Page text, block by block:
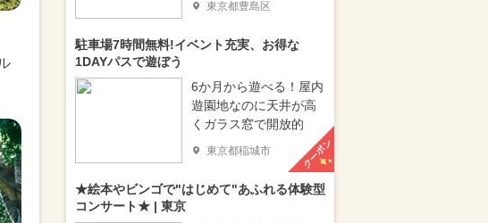
東京都豊島区
駐車場7時間無料!イベント充実、お得な
1DAYパスで遊ぼう
6か月から遊べる！屋内
遊園地なのに天井が高
くガラス窓で開放的
東京都稲城市 クーポン
★絵本やビンゴで"はじめて"あふれる体験型
コンサート★ | 東京